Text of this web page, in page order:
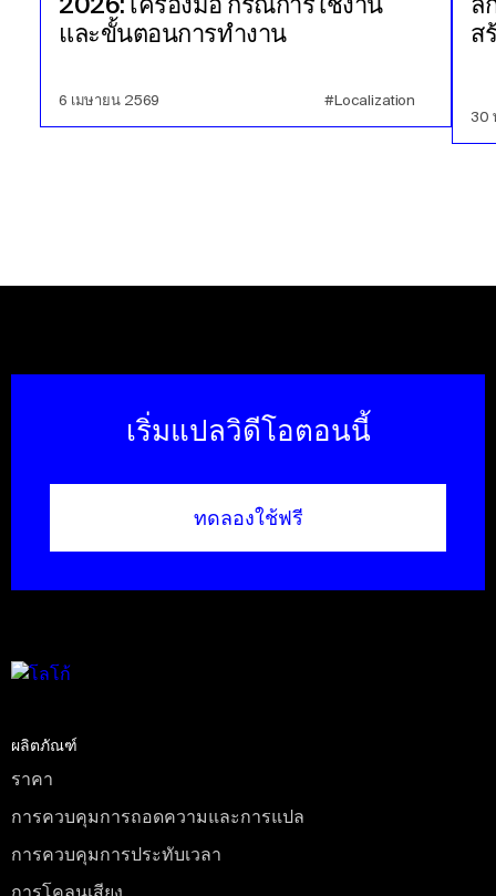
และขั้นตอนการทำงาน
6 เมษายน 2569 #Localization
ส
30
เริ่มแปลวิดีโอตอนนี้
ทดลองใช้ฟรี
ผลิตภัณฑ์
ราคา
การควบคุมการถอดความและการแปล
การควบคุมการประทับเวลา
การโคลนเสียง